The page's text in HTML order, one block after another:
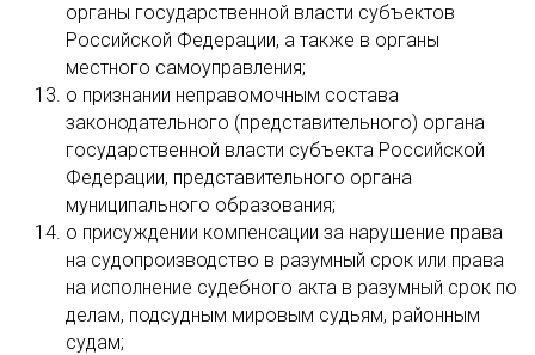
органы государственной власти субъектов
Российской Федерации, а также в органы
местного самоуправления;
о признании неправомочным состава
законодательного (представительного) органа
государственной власти субъекта Российской
Федерации, представительного органа
муниципального образования;
о присуждении компенсации за нарушение права
на судопроизводство в разумный срок или права
на исполнение судебного акта в разумный срок по
делам, подсудным мировым судьям, районным
судам;